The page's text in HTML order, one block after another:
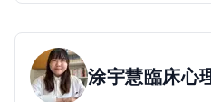
涂宇慧臨床心